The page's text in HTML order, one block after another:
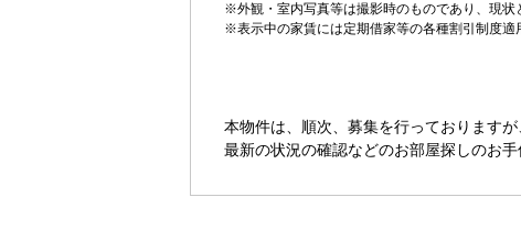
※外観・室内写真等は撮影時のものであり、現状
※表示中の家賃には定期借家等の各種割引制度適
本物件は、順次、募集を行っております
最新の状況の確認などのお部屋探しのお